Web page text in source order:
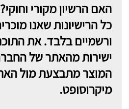
האם הרשיון מקורי וחוקי?
כל הרישיונות שאנו
ורשמיים בלבד. את
ישירות מהאתר של
המוצר מתבצעת מול
מיקרוסופט.